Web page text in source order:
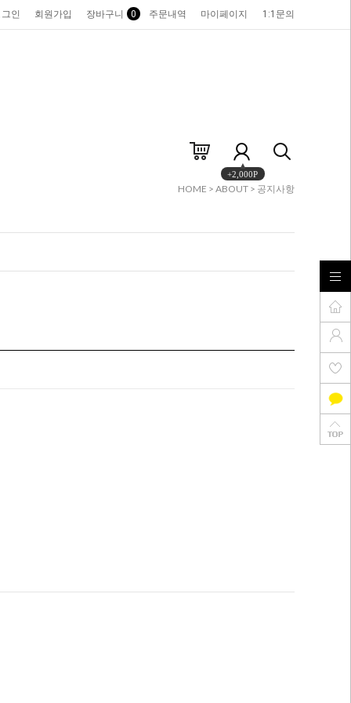
인 회원가입 장바구니 0 주문내역 마이페이지 1:1문의
+2,000P
HOME > ABOUT > 공지사항